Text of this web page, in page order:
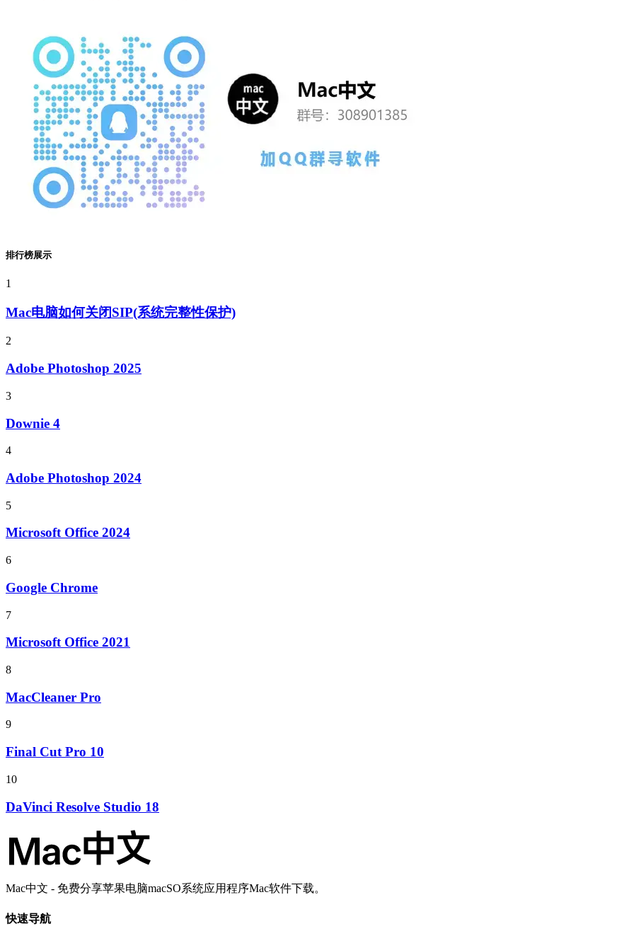
排行榜展示
1
Mac电脑如何关闭SIP(系统完整性保护)
2
Adobe Photoshop 2025
3
Downie 4
4
Adobe Photoshop 2024
5
Microsoft Office 2024
6
Google Chrome
7
Microsoft Office 2021
8
MacCleaner Pro
9
Final Cut Pro 10
10
DaVinci Resolve Studio 18
Mac中文 - 免费分享苹果电脑macSO系统应用程序Mac软件下载。
快速导航